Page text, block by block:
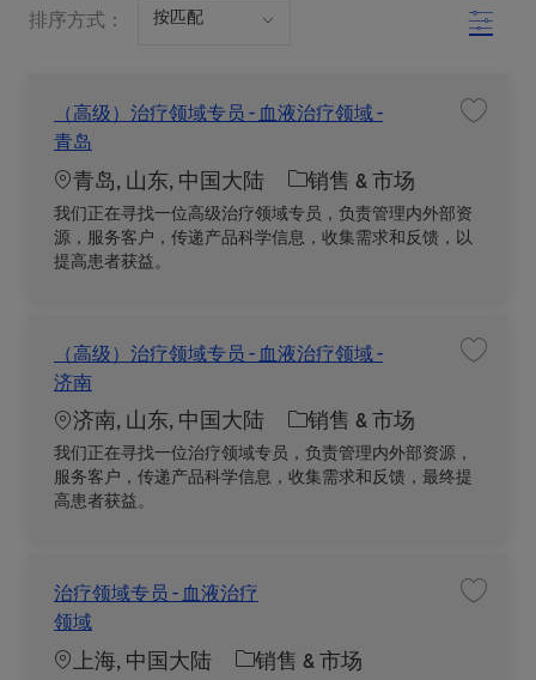
排序方式： Filter
（高级）治疗领域专员 - 血液治疗领域 -
青岛
Location
青岛, 山东, 中国大陆 职位类别
销售 & 市场
我们正在寻找一位高级治疗领域专员，负责管理内外部资
源，服务客户，传递产品科学信息，收集需求和反馈，以
提高患者获益。
收藏职
（高级）治疗领域专员 - 血液治疗领域 -
济南
Location
济南, 山东, 中国大陆 职位类别
销售 & 市场
我们正在寻找一位治疗领域专员，负责管理内外部资源，
服务客户，传递产品科学信息，收集需求和反馈，最终提
高患者获益。
收藏职
治疗领域专员 - 血液治疗
领域
Location
上海, 中国大陆 职位类别
销售 & 市场
收藏职